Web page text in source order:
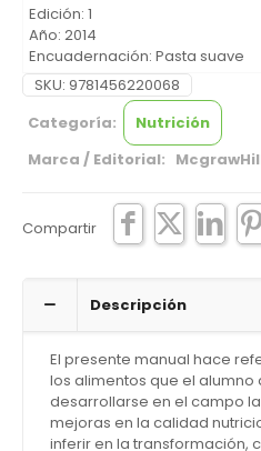
Edición: 1
Año: 2014
Encuadernación: Pasta suave
SKU: 9781456220068
Categoría:
Nutrición
Marca / Editorial:
Compartir
Descripción
El presente manual hace
los alimentos que el
desarrollarse en el campo
mejoras en la calidad
inferir en la transformación,